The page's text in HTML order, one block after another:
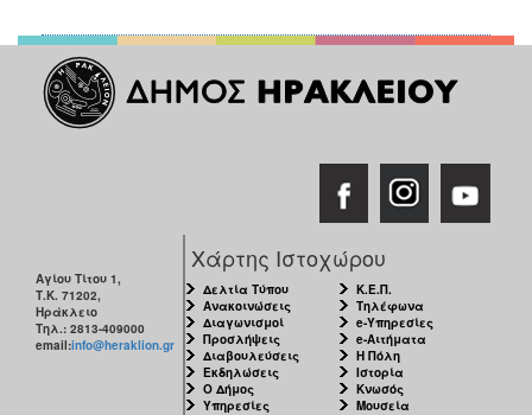
Αγίου Τίτου 1,
Τ.Κ. 71202,
Ηράκλειο
Τηλ.: 2813-409000
email:info@heraklion.gr
Χάρτης Ιστοχώρου
Δελτία Τύπου
Ανακοινώσεις
Διαγωνισμοί
Προσλήψεις
Διαβουλεύσεις
Εκδηλώσεις
Ο Δήμος
Υπηρεσίες
Κ.Ε.Π.
Τηλέφωνα
e-Υπηρεσίες
e-Αιτήματα
Η Πόλη
Ιστορία
Κνωσός
Μουσεία